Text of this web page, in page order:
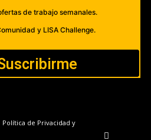
de trabajo semanales.
y LISA Challenge.
Política de Privacidad y